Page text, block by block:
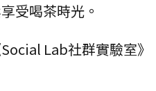
受喝茶時光。
Lab社群實驗室》